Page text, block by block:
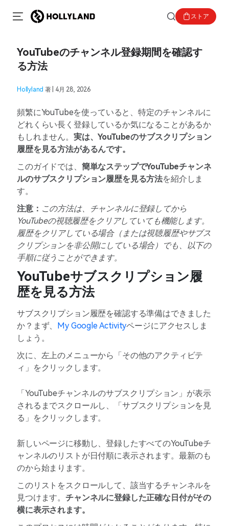
ストア
YouTubeのチャンネル登録期間を確認す
る方法
Hollyland 著 | 4月 28, 2026
頻繁にYouTubeを使っていると、特定のチャンネルに
どれくらい長く登録しているか気になることがあるか
もしれません。 実は、YouTubeのサブスクリプション
履歴を見る方法があるんです。
このガイドでは、 簡単なステップでYouTubeチャンネ
ルのサブスクリプション履歴を見る方法を紹介しま
す。
注意： この方法は、チャンネルに登録してから
YouTubeの視聴履歴をクリアしていても機能します。
履歴をクリアしている場合（または視聴履歴やサブス
クリプションを非公開にしている場合）でも、以下の
手順に従うことができます。
YouTubeサブスクリプション履
歴を見る方法
サブスクリプション履歴を確認する準備はできました
か？まず、 My Google Activityページにアクセスしま
しょう。
次に、左上のメニューから「その他のアクティビテ
ィ」をクリックします。
「YouTubeチャンネルのサブスクリプション」が表示
されるまでスクロールし、「サブスクリプションを見
る」をクリックします。
新しいページに移動し、登録したすべてのYouTubeチ
ャンネルのリストが日付順に表示されます。最新のも
のから始まります。
このリストをスクロールして、該当するチャンネルを
見つけます。チャンネルに登録した正確な日付がその
横に表示されます。